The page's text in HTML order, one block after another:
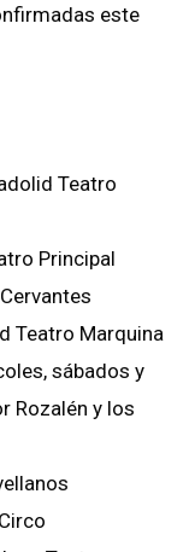
este
Teatro
Principal
Teatro Marquina
sábados y
Rozalén y los